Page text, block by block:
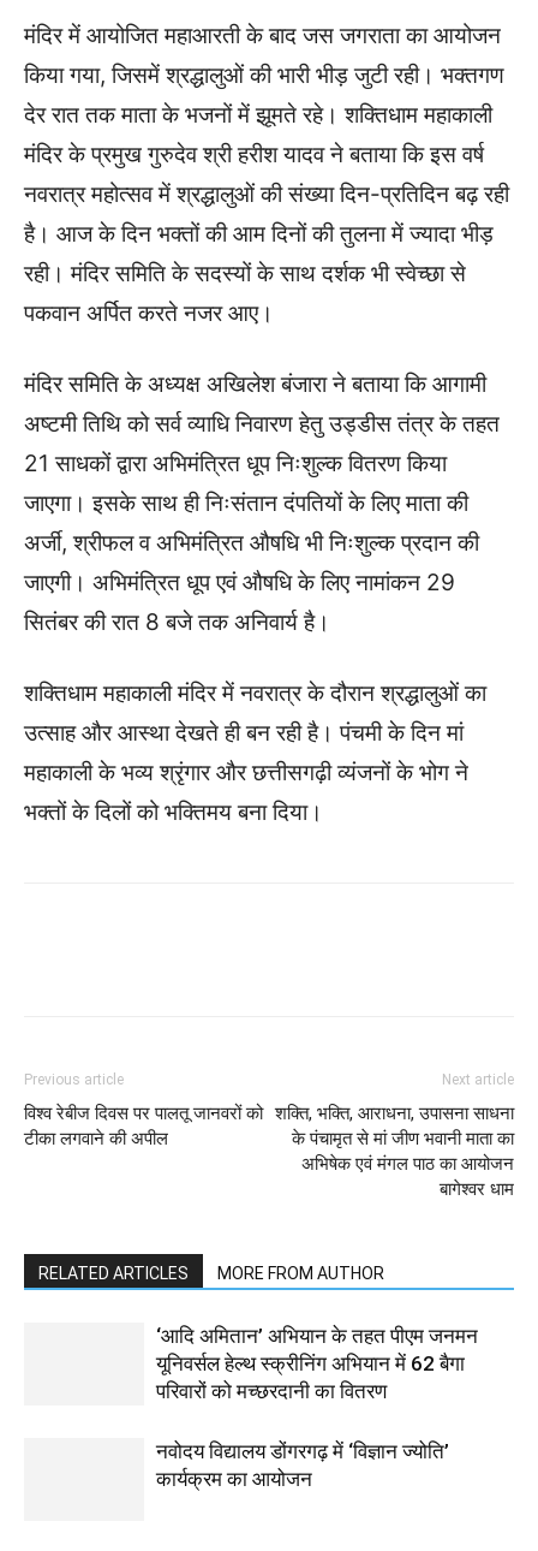
मंदिर में आयोजित महाआरती के बाद जस जगराता का आयोजन
किया गया, जिसमें श्रद्धालुओं की भारी भीड़ जुटी रही। भक्तगण
देर रात तक माता के भजनों में झूमते रहे। शक्तिधाम महाकाली
मंदिर के प्रमुख गुरुदेव श्री हरीश यादव ने बताया कि इस वर्ष
नवरात्र महोत्सव में श्रद्धालुओं की संख्या दिन-प्रतिदिन बढ़ रही
है। आज के दिन भक्तों की आम दिनों की तुलना में ज्यादा भीड़
रही। मंदिर समिति के सदस्यों के साथ दर्शक भी स्वेच्छा से
पकवान अर्पित करते नजर आए।
मंदिर समिति के अध्यक्ष अखिलेश बंजारा ने बताया कि आगामी
अष्टमी तिथि को सर्व व्याधि निवारण हेतु उड्डीस तंत्र के तहत
21 साधकों द्वारा अभिमंत्रित धूप निःशुल्क वितरण किया
जाएगा। इसके साथ ही निःसंतान दंपतियों के लिए माता की
अर्जी, श्रीफल व अभिमंत्रित औषधि भी निःशुल्क प्रदान की
जाएगी। अभिमंत्रित धूप एवं औषधि के लिए नामांकन 29
सितंबर की रात 8 बजे तक अनिवार्य है।
शक्तिधाम महाकाली मंदिर में नवरात्र के दौरान श्रद्धालुओं का
उत्साह और आस्था देखते ही बन रही है। पंचमी के दिन मां
महाकाली के भव्य श्रृंगार और छत्तीसगढ़ी व्यंजनों के भोग ने
भक्तों के दिलों को भक्तिमय बना दिया।
Previous article
विश्व रेबीज दिवस पर पालतू जानवरों को
टीका लगवाने की अपील
Next article
शक्ति, भक्ति, आराधना, उपासना साधना
के पंचामृत से मां जीण भवानी माता का
अभिषेक एवं मंगल पाठ का आयोजन
बागेश्वर धाम
RELATED ARTICLES MORE FROM AUTHOR
‘आदि अमितान’ अभियान के तहत पीएम जनमन
यूनिवर्सल हेल्थ स्क्रीनिंग अभियान में 62 बैगा
परिवारों को मच्छरदानी का वितरण
नवोदय विद्यालय डोंगरगढ़ में ‘विज्ञान ज्योति’
कार्यक्रम का आयोजन